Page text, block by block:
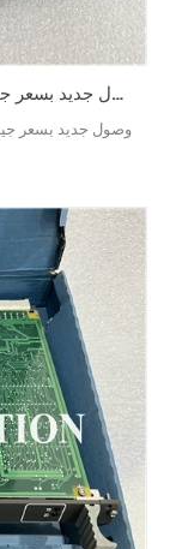
ABB 88TK05C-E GJR2393200R1220 وصول جديد بسعر جيد